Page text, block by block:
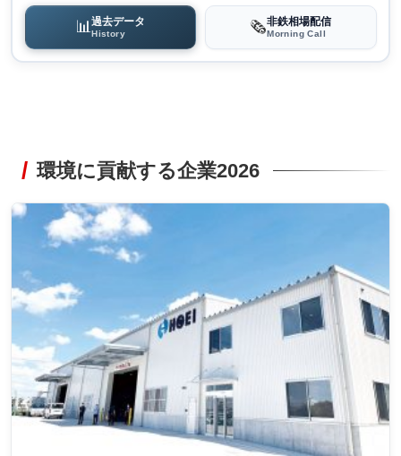
📊過去データ
History 🗞️非鉄相場配信
Morning Call
環境に貢献する企業2026